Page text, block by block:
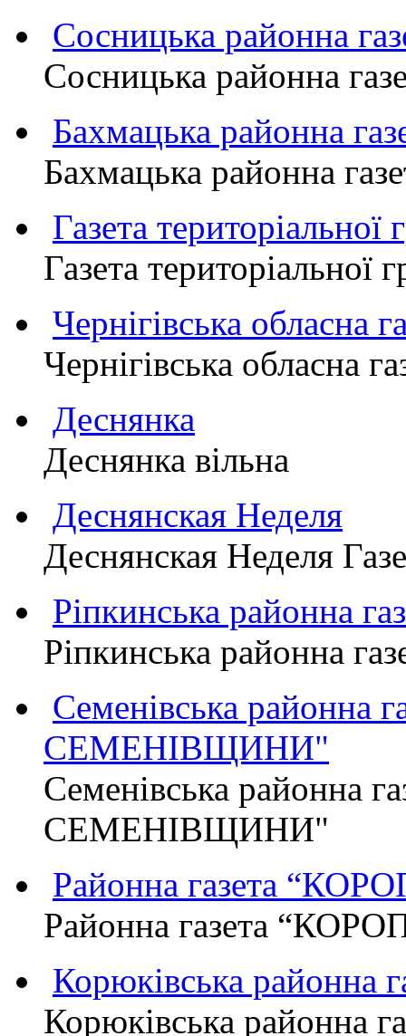
Сосницька районна
Сосницька районна
Бахмацька районна
Бахмацька районна
Газета
Газета
Чернігівська обласна
Чернігівська обласна
Деснянка
Деснянка вільна
Деснянская Неделя
Деснянская Неделя
Ріпкинська районна
Ріпкинська районна
Семенівська районна
СЕМЕНІВЩИНИ"
Семенівська районна
СЕМЕНІВЩИНИ"
Районна газета
Районна газета
Корюківська районна
Корюківська районна